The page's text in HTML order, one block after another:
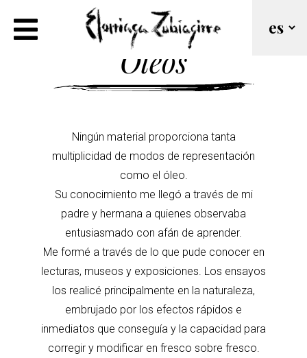
Óleos
Ningún material proporciona tanta
multiplicidad de modos de representación
como el óleo.
Su conocimiento me llegó a través de mi
padre y hermana a quienes observaba
entusiasmado con afán de aprender.
Me formé a través de lo que pude conocer en
lecturas, museos y exposiciones. Los ensayos
los realicé principalmente en la naturaleza,
embrujado por los efectos rápidos e
inmediatos que conseguía y la capacidad para
corregir y modificar en fresco sobre fresco.